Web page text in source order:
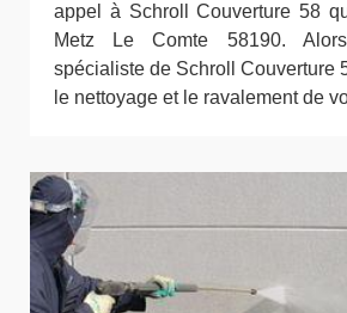
appel à Schroll Couverture 58
Metz Le Comte 58190.
spécialiste de Schroll Couverture
le nettoyage et le ravalement de